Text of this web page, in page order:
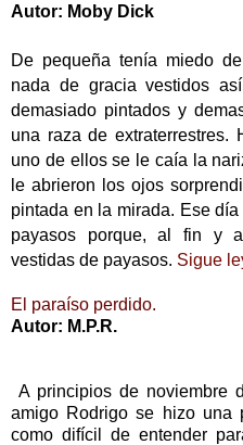
Autor: Moby Dick
De pequeña tenía miedo
nada de gracia vestidos
demasiado pintados y
una raza de
uno de ellos se le caía la
le abrieron los ojos
pintada en la mirada. Ese
payasos porque, al fin y
vestidas de payasos. Sigue
El paraíso perdido.
Autor: M.P.R.
A principios de noviembre
amigo Rodrigo se hizo una
como difícil de entender